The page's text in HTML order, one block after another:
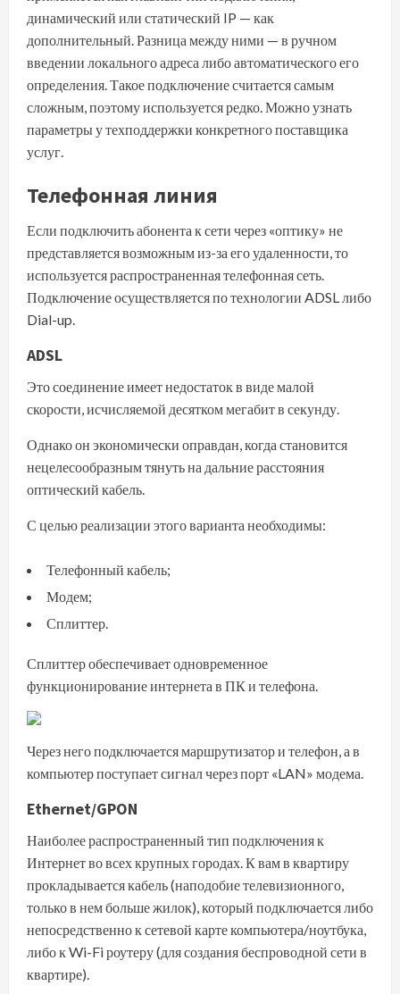
динамический или статический IP — как
дополнительный. Разница между ними — в ручном
введении локального адреса либо автоматического его
определения. Такое подключение считается самым
сложным, поэтому используется редко. Можно узнать
параметры у техподдержки конкретного поставщика
услуг.
Телефонная линия
Если подключить абонента к сети через «оптику» не
представляется возможным из-за его удаленности, то
используется распространенная телефонная сеть.
Подключение осуществляется по технологии ADSL либо
Dial-up.
ADSL
Это соединение имеет недостаток в виде малой
скорости, исчисляемой десятком мегабит в секунду.
Однако он экономически оправдан, когда становится
нецелесообразным тянуть на дальние расстояния
оптический кабель.
С целью реализации этого варианта необходимы:
Телефонный кабель;
Модем;
Сплиттер.
Сплиттер обеспечивает одновременное
функционирование интернета в ПК и телефона.
Через него подключается маршрутизатор и телефон, а в
компьютер поступает сигнал через порт «LAN» модема.
Ethernet/GPON
Наиболее распространенный тип подключения к
Интернет во всех крупных городах. К вам в квартиру
прокладывается кабель (наподобие телевизионного,
только в нем больше жилок), который подключается либо
непосредственно к сетевой карте компьютера/ноутбука,
либо к Wi-Fi роутеру (для создания беспроводной сети в
квартире).